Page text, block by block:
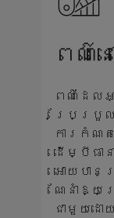
ពណ៌ន
ពណ៌ដែល
ប្រែប្រួ
ការកំ
ដើម្បីធា
អោយបា
ណែនាំឱ្យ
ជាមួយដោ